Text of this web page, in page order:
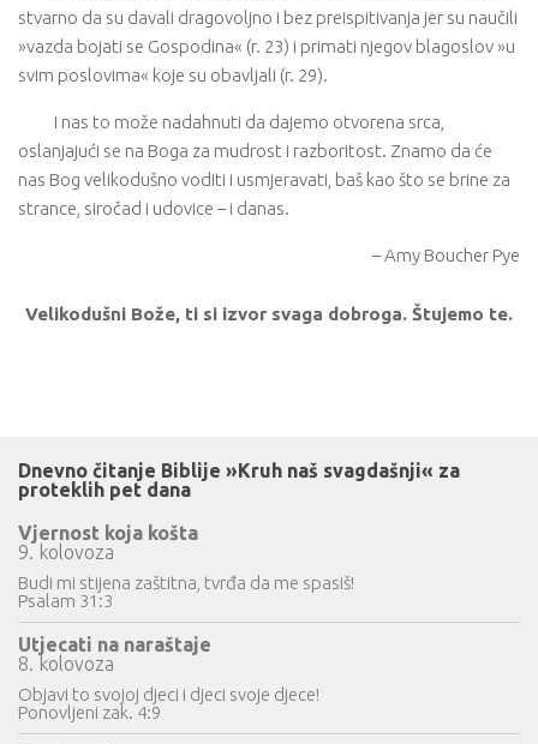
stvarno da su davali dragovoljno i bez preispitivanja jer su naučili
»vazda bojati se Gospodina« (r. 23) i primati njegov blagoslov »u
svim poslovima« koje su obavljali (r. 29).
I nas to može nadahnuti da dajemo otvorena srca,
oslanjajući se na Boga za mudrost i razboritost. Znamo da će
nas Bog velikodušno voditi i usmjeravati, baš kao što se brine za
strance, siročad i udovice – i danas.
– Amy Boucher Pye
Velikodušni Bože, ti si izvor svaga dobroga. Štujemo te.
Dnevno čitanje Biblije »Kruh naš svagdašnji« za
proteklih pet dana
Vjernost koja košta
9. kolovoza
Budi mi stijena zaštitna, tvrđa da me spasiš!
Psalam 31:3
Utjecati na naraštaje
8. kolovoza
Objavi to svojoj djeci i djeci svoje djece!
Ponovljeni zak. 4:9